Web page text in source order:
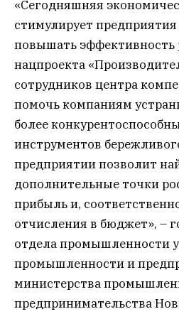
«Сегодняшняя
стимулирует
повышать эффективность
нацпроекта
сотрудников центра
помочь компаниям
более
инструментов
предприятии позволит
дополнительные точки
прибыль и,
отчисления в бюджет», –
отдела промышленности
промышленности и
министерства
предпринимательства